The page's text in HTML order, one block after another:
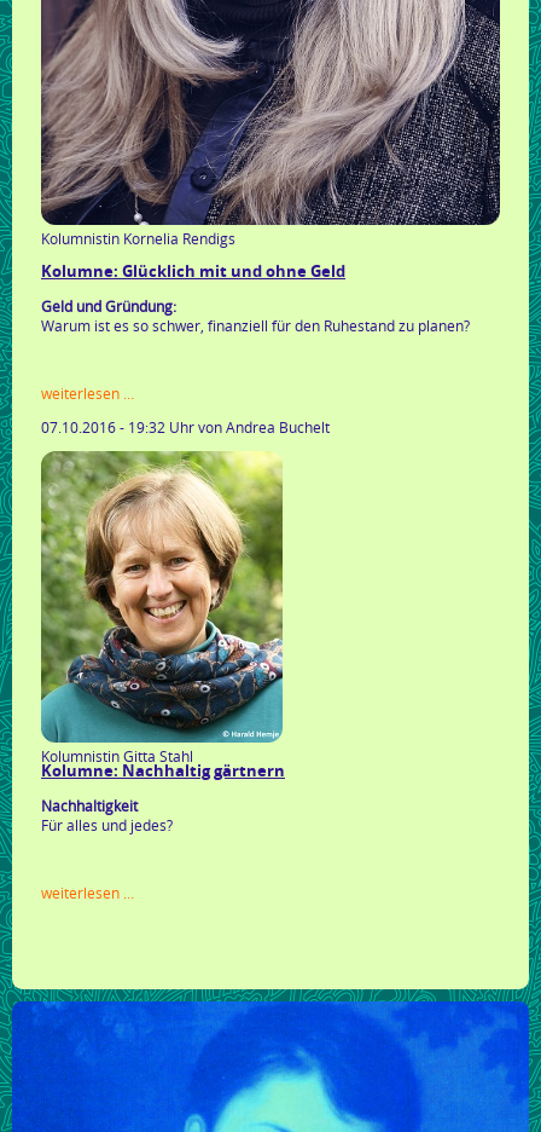
Kolumnistin Kornelia Rendigs
Kolumne: Glücklich mit und ohne Geld
Geld und Gründung:
Warum ist es so schwer, finanziell für den Ruhestand zu planen?
weiterlesen …
mit
und
ohne
geld
07.10.2016 - 19:32 Uhrvon Andrea Buchelt
Kolumnistin Gitta Stahl
Kolumne: Nachhaltig gärtnern
Nachhaltigkeit
Für alles und jedes?
weiterlesen …